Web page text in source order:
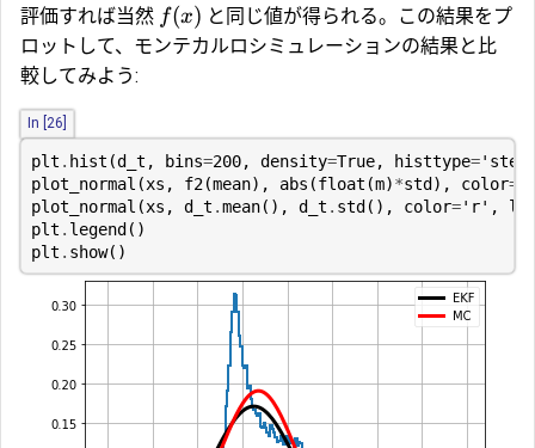
評価すれば当然 f(x) と同じ値が得られる。この結果をプ
ロットして、モンテカルロシミュレーションの結果と比
較してみよう:
In [26]
plt . hist (d_t , bins=200, density=True, histtype=
plot_normal (xs , f2(mean), abs (float (m)*std ), color=
plot_normal (xs , d_t .mean(), d_t . std (), color='r' , lw
plt . legend ()
plt . show()